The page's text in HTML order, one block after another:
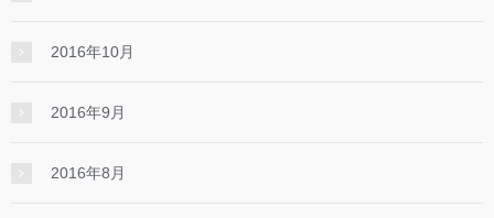
2016年10月
2016年9月
2016年8月